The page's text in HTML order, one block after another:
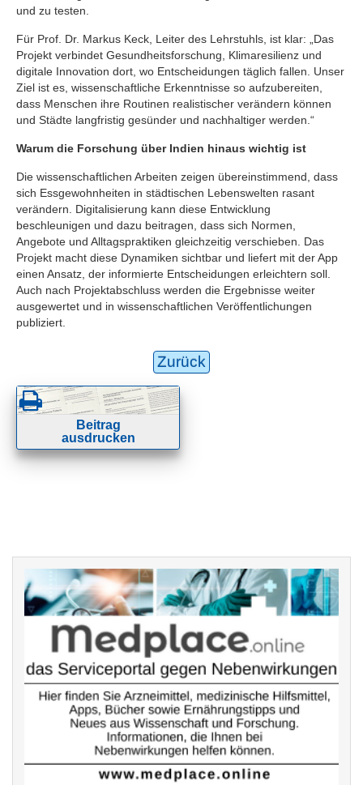
und zu testen.
Für Prof. Dr. Markus Keck, Leiter des Lehrstuhls, ist klar: „Das
Projekt verbindet Gesundheitsforschung, Klimaresilienz und
digitale Innovation dort, wo Entscheidungen täglich fallen. Unser
Ziel ist es, wissenschaftliche Erkenntnisse so aufzubereiten,
dass Menschen ihre Routinen realistischer verändern können
und Städte langfristig gesünder und nachhaltiger werden.“
Warum die Forschung über Indien hinaus wichtig ist
Die wissenschaftlichen Arbeiten zeigen übereinstimmend, dass
sich Essgewohnheiten in städtischen Lebenswelten rasant
verändern. Digitalisierung kann diese Entwicklung
beschleunigen und dazu beitragen, dass sich Normen,
Angebote und Alltagspraktiken gleichzeitig verschieben. Das
Projekt macht diese Dynamiken sichtbar und liefert mit der App
einen Ansatz, der informierte Entscheidungen erleichtern soll.
Auch nach Projektabschluss werden die Ergebnisse weiter
ausgewertet und in wissenschaftlichen Veröffentlichungen
publiziert.
Zurück
Beitrag
ausdrucken